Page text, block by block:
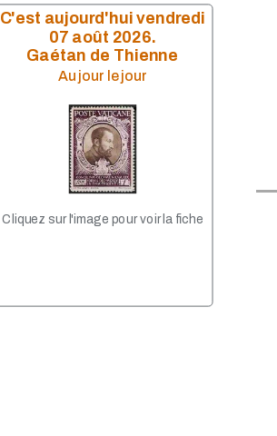
2020 - Monnaies 1/4 €
2020 - Monnaies 10€
2020 - 2 € Europe
2019 - Billets 100 - 200€
2019 - Monnaies 1/4 €
2019 - 2 € Europe
2018 - Monnaies 10 €
2017 - Monnaie 10€
2018 - Monnaies 2 €
2017 - Monnaies 2 €
2017 - Monnaie 20 €
2017 - Billet 50€
2015 - Pièces de Lituanie
C'est aujourd'hui vendredi
07 août 2026.
Gaétan de Thienne
Au jour le jour
Cliquez sur l'image pour voir la fiche